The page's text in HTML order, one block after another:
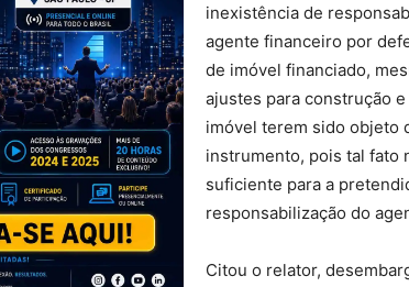
inexistência de
agente financeiro por
de imóvel financiado,
ajustes para construção
imóvel terem sido objeto
instrumento, pois tal fato
suficiente para a
responsabilização do
Citou o relator,